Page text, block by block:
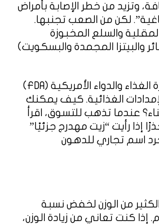
وتزيد من خطر الإصابة بأمراض
لكن من الصعب تجنبها.
والسلع المخبوزة
والبيتزا المجمدة والبسكويت)
لهذا السبب تتخذ إدارة الغذاء والدواء الأمريكية (FDA)
الغذائية. كيف يمكنك
عندما تذهب للتسوق، اقرأ
إذا رأيت “زيت مهدرج جزئيًا”
اسم تجاري للدهون
من الوزن لخفض نسبة
إذا كنت تعاني من زيادة الوزن،